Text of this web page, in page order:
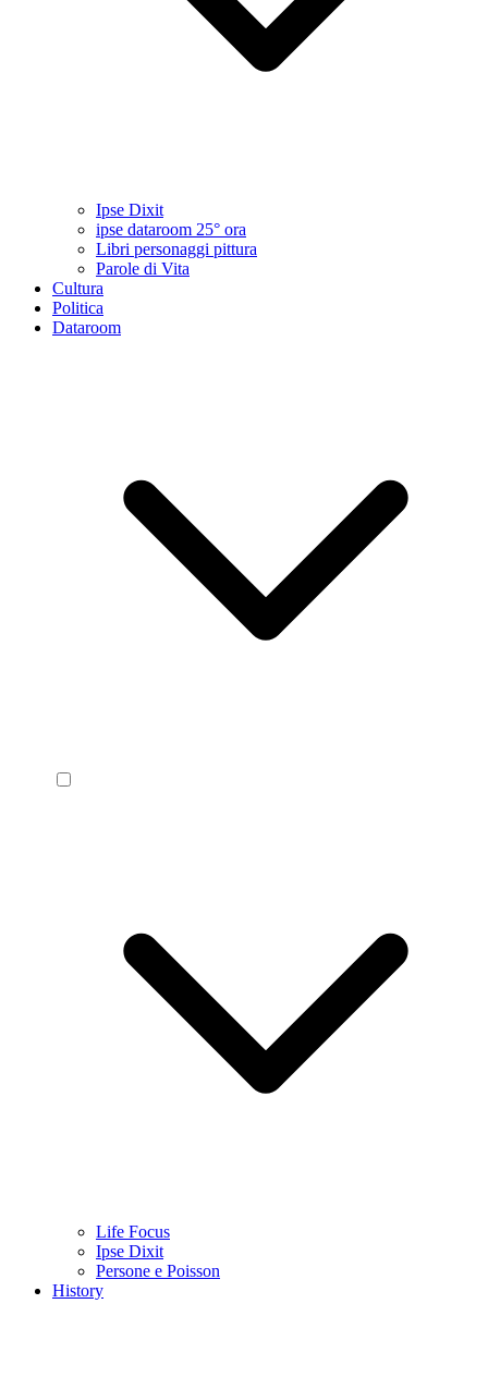
Ipse Dixit
ipse dataroom 25° ora
Libri personaggi pittura
Parole di Vita
Cultura
Politica
Dataroom
Life Focus
Ipse Dixit
Persone e Poisson
History